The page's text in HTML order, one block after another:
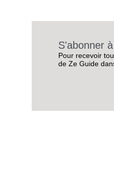
S'abonner
Pour recevoir
de Ze Guide